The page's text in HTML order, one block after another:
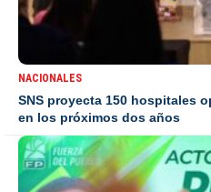
NACIONALES
SNS proyecta 150 hospitales
en los próximos dos años